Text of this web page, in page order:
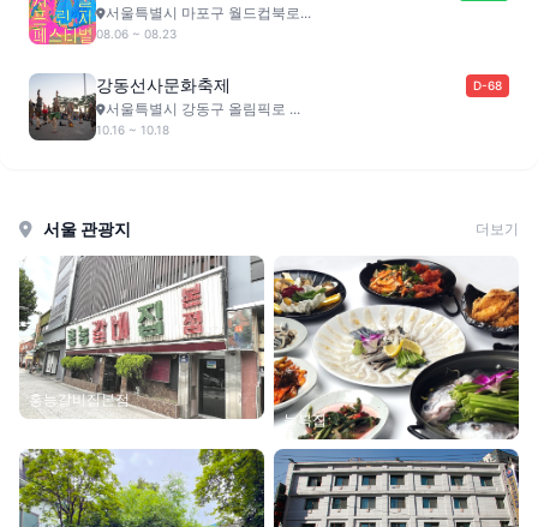
서울특별시 마포구 월드컵북로...
08.06 ~ 08.23
강동선사문화축제 D-68
서울특별시 강동구 올림픽로 ...
10.16 ~ 10.18
서울 관광지 더보기
홍능갈비집본점
늘복집